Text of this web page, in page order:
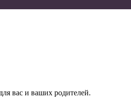
вас и ваших родителей.